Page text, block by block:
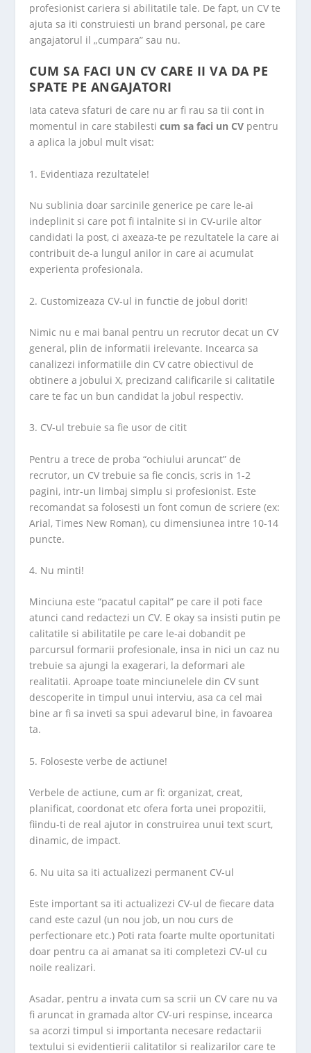
profesionist cariera si abilitatile tale. De fapt, un CV te
ajuta sa iti construiesti un brand personal, pe care
angajatorul il „cumpara” sau nu.
­­­CUM SA FACI UN CV CARE II VA DA PE
SPATE PE ANGAJATORI
Iata cateva sfaturi de care nu ar fi rau sa tii cont in
momentul in care stabilesticum sa faci un CV pentru
a aplica la jobul mult visat:
1. Evidentiaza rezultatele!
Nu sublinia doar sarcinile generice pe care le-ai
indeplinit si care pot fi intalnite si in CV-urile altor
candidati la post, ci axeaza-te pe rezultatele la care ai
contribuit de-a lungul anilor in care ai acumulat
experienta profesionala.
2. Customizeaza CV-ul in functie de jobul dorit!
Nimic nu e mai banal pentru un recrutor decat un CV
general, plin de informatii irelevante. Incearca sa
canalizezi informatiile din CV catre obiectivul de
obtinere a jobului X, precizand calificarile si calitatile
care te fac un bun candidat la jobul respectiv.
3. CV-ul trebuie sa fie usor de citit
Pentru a trece de proba “ochiului aruncat” de
recrutor, un CV trebuie sa fie concis, scris in 1-2
pagini, intr-un limbaj simplu si profesionist. Este
recomandat sa folosesti un font comun de scriere (ex:
Arial, Times New Roman), cu dimensiunea intre 10-14
puncte.
4. Nu minti!
Minciuna este “pacatul capital” pe care il poti face
atunci cand redactezi un CV. E okay sa insisti putin pe
calitatile si abilitatile pe care le-ai dobandit pe
parcursul formarii profesionale, insa in nici un caz nu
trebuie sa ajungi la exagerari, la deformari ale
realitatii. Aproape toate minciunelele din CV sunt
descoperite in timpul unui interviu, asa ca cel mai
bine ar fi sa inveti sa spui adevarul bine, in favoarea
ta.
5. Foloseste verbe de actiune!
Verbele de actiune, cum ar fi: organizat, creat,
planificat, coordonat etc ofera forta unei propozitii,
fiindu-ti de real ajutor in construirea unui text scurt,
dinamic, de impact.
6. Nu uita sa iti actualizezi permanent CV-ul
Este important sa iti actualizezi CV-ul de fiecare data
cand este cazul (un nou job, un nou curs de
perfectionare etc.) Poti rata foarte multe oportunitati
doar pentru ca ai amanat sa iti completezi CV-ul cu
noile realizari.
Asadar, pentru a invata cum sa scrii un CV care nu va
fi aruncat in gramada altor CV-uri respinse, incearca
sa acorzi timpul si importanta necesare redactarii
textului si evidentierii calitatilor si realizarilor care te